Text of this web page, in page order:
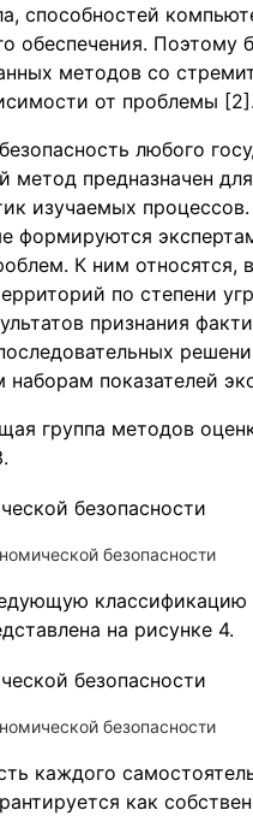
способностей
обеспечения. Поэтому
методов со
от проблемы [2].
любого
метод предназначен
изучаемых
формируются
К ним относятся,
по степени
признания
показателей
группа методов
безопасности
классификацию
на рисунке 4.
безопасности
каждого
как